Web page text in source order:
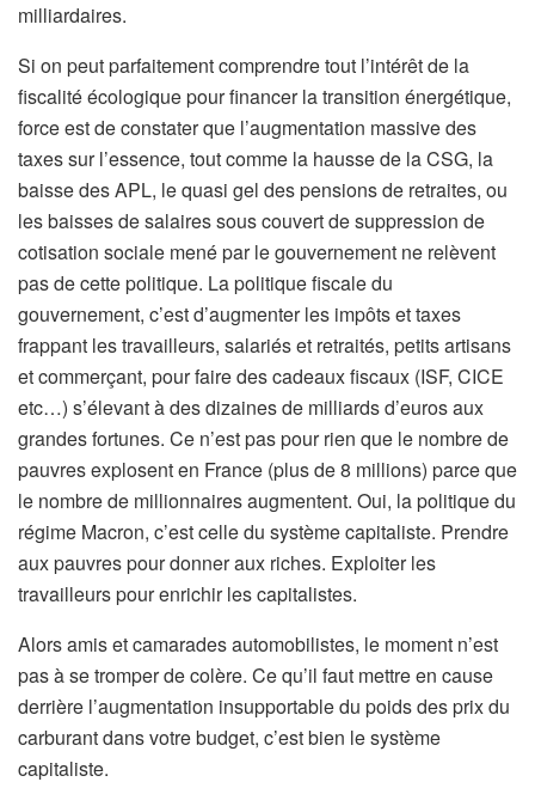
milliardaires.
Si on peut parfaitement comprendre tout l’intérêt de la
fiscalité écologique pour financer la transition énergétique,
force est de constater que l’augmentation massive des
taxes sur l’essence, tout comme la hausse de la CSG, la
baisse des APL, le quasi gel des pensions de retraites, ou
les baisses de salaires sous couvert de suppression de
cotisation sociale mené par le gouvernement ne relèvent
pas de cette politique. La politique fiscale du
gouvernement, c’est d’augmenter les impôts et taxes
frappant les travailleurs, salariés et retraités, petits artisans
et commerçant, pour faire des cadeaux fiscaux (ISF, CICE
etc…) s’élevant à des dizaines de milliards d’euros aux
grandes fortunes. Ce n’est pas pour rien que le nombre de
pauvres explosent en France (plus de 8 millions) parce que
le nombre de millionnaires augmentent. Oui, la politique du
régime Macron, c’est celle du système capitaliste. Prendre
aux pauvres pour donner aux riches. Exploiter les
travailleurs pour enrichir les capitalistes.
Alors amis et camarades automobilistes, le moment n’est
pas à se tromper de colère. Ce qu’il faut mettre en cause
derrière l’augmentation insupportable du poids des prix du
carburant dans votre budget, c’est bien le système
capitaliste.